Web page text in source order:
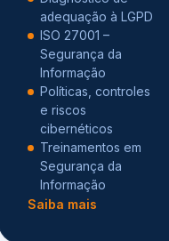
adequação à LGPD
ISO 27001 –
Segurança da
Informação
Políticas, controles
e riscos
cibernéticos
Treinamentos em
Segurança da
Informação
Saiba mais